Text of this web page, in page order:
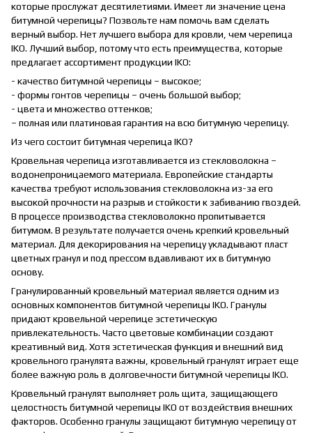
которые прослужат десятилетиями. Имеет ли значение цена
битумной черепицы? Позвольте нам помочь вам сделать
верный выбор. Нет лучшего выбора для кровли, чем черепица
IKO. Лучший выбор, потому что есть преимущества, которые
предлагает ассортимент продукции IKO:
- качество битумной черепицы – высокое;
- формы гонтов черепицы – очень большой выбор;
- цвета и множество оттенков;
– полная или платиновая гарантия на всю битумную черепицу.
Из чего состоит битумная черепица IKO?
Кровельная черепица изготавливается из стекловолокна –
водонепроницаемого материала. Европейские стандарты
качества требуют использования стекловолокна из-за его
высокой прочности на разрыв и стойкости к забиванию гвоздей.
В процессе производства стекловолокно пропитывается
битумом. В результате получается очень крепкий кровельный
материал. Для декорирования на черепицу укладывают пласт
цветных гранул и под прессом вдавливают их в битумную
основу.
Гранулированный кровельный материал является одним из
основных компонентов битумной черепицы IKO. Гранулы
придают кровельной черепице эстетическую
привлекательность. Часто цветовые комбинации создают
креативный вид. Хотя эстетическая функция и внешний вид
кровельного гранулята важны, кровельный гранулят играет еще
более важную роль в долговечности битумной черепицы IKO.
Кровельный гранулят выполняет роль щита, защищающего
целостность битумной черепицы IKO от воздействия внешних
факторов. Особенно гранулы защищают битумную черепицу от